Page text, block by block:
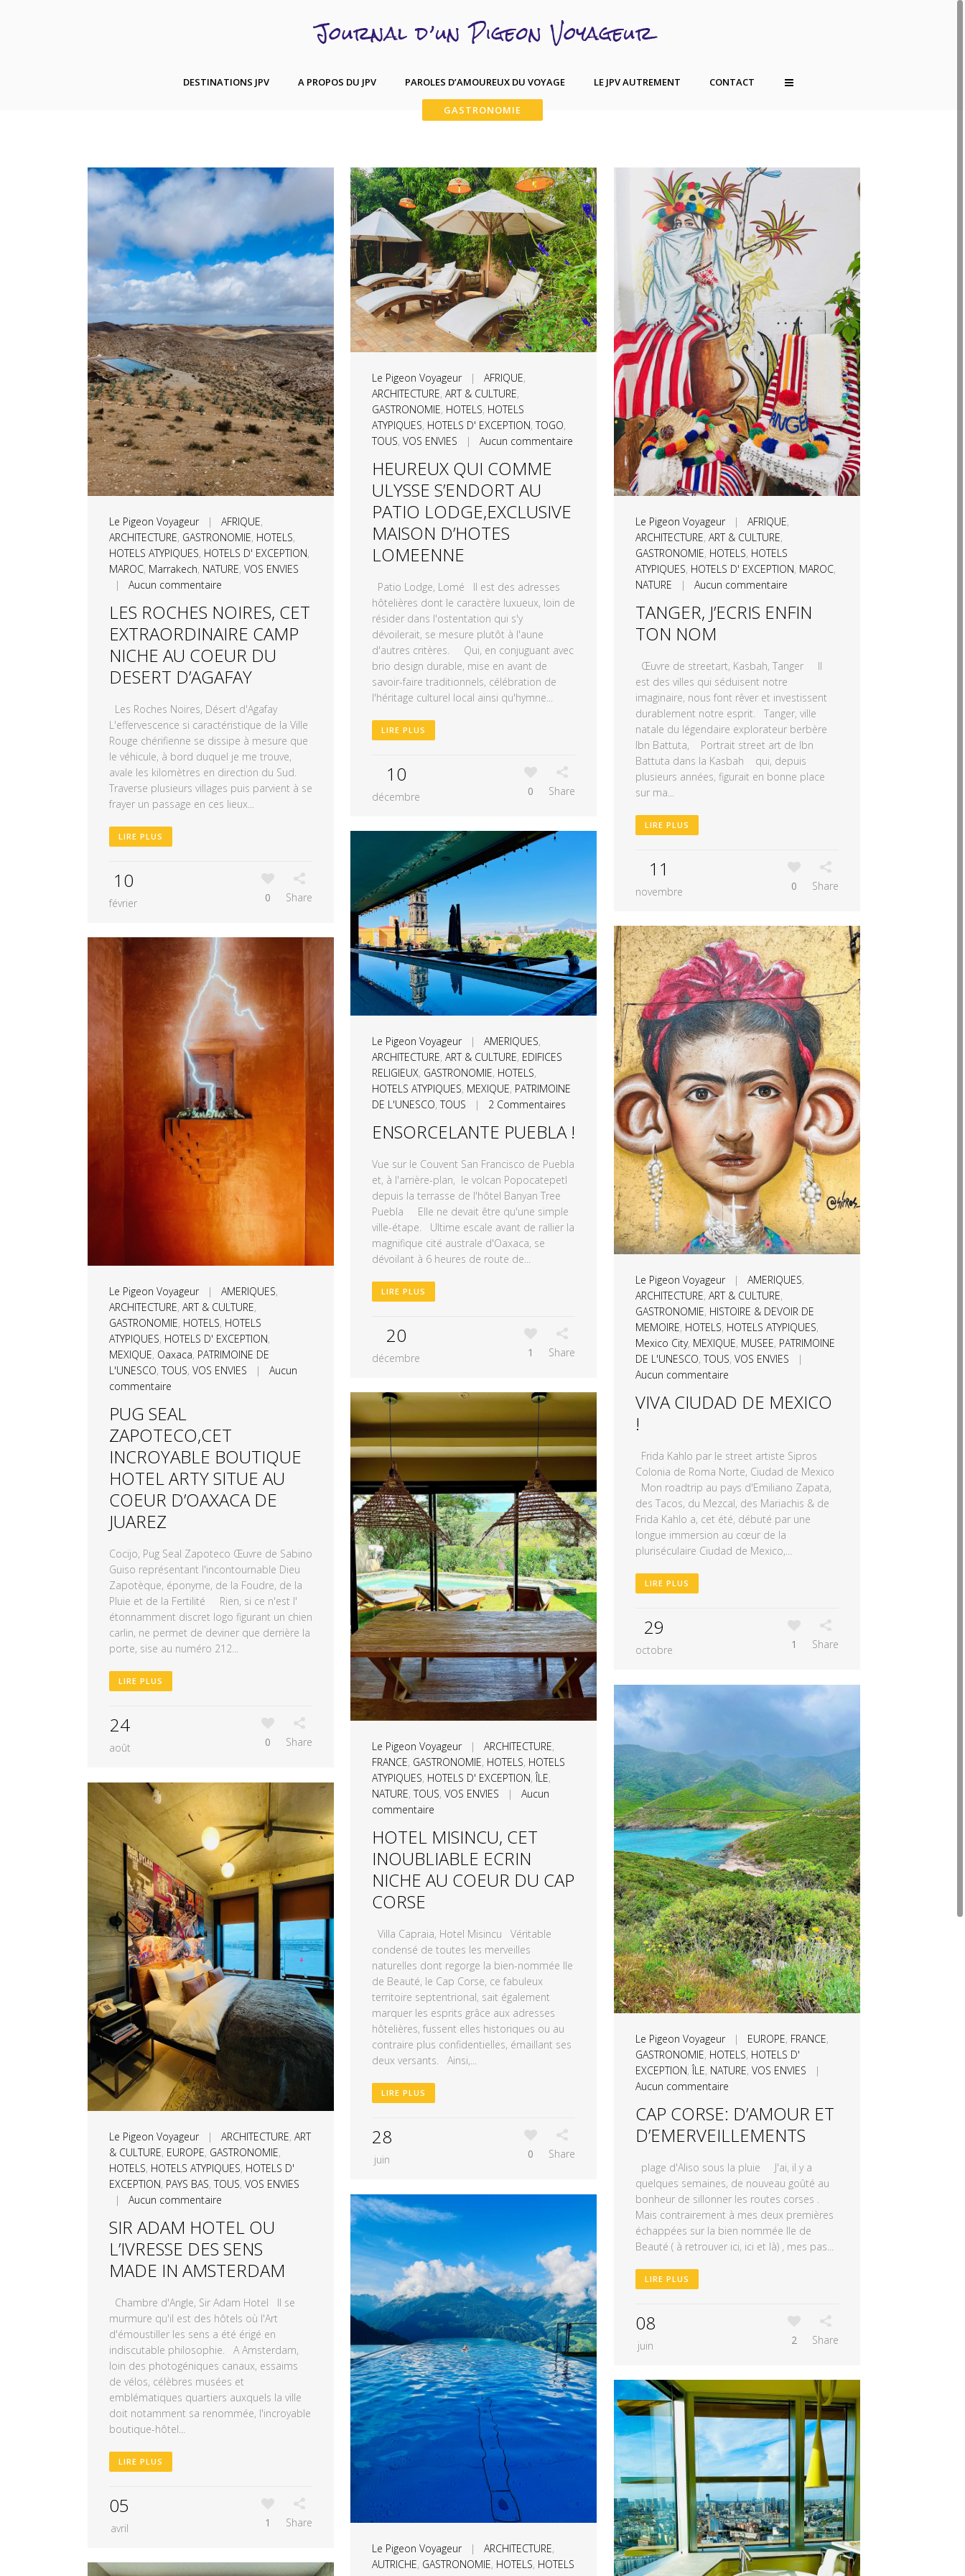
DESTINATIONS JPV A PROPOS DU JPV PAROLES D’AMOUREUX DU VOYAGE LE JPV AUTREMENT CONTACT
GASTRONOMIE
Le Pigeon Voyageur| AFRIQUE,
ARCHITECTURE, GASTRONOMIE, HOTELS,
HOTELS ATYPIQUES, HOTELS D' EXCEPTION,
MAROC, Marrakech, NATURE, VOS ENVIES
| Aucun commentaire
LES ROCHES NOIRES, CET
EXTRAORDINAIRE CAMP
NICHE AU COEUR DU
DESERT D’AGAFAY
Les Roches Noires, Désert d'Agafay
L'effervescence si caractéristique de la Ville
Rouge chérifienne se dissipe à mesure que
le véhicule, à bord duquel je me trouve,
avale les kilomètres en direction du Sud.
Traverse plusieurs villages puis parvient à se
frayer un passage en ces lieux...
LIRE PLUS
10
février 0 Share
Le Pigeon Voyageur| AFRIQUE,
ARCHITECTURE, ART & CULTURE,
GASTRONOMIE, HOTELS, HOTELS
ATYPIQUES, HOTELS D' EXCEPTION,TOGO,
TOUS, VOS ENVIES | Aucun commentaire
HEUREUX QUI COMME
ULYSSE S’ENDORT AU
PATIO LODGE,EXCLUSIVE
MAISON D’HOTES
LOMEENNE
Patio Lodge, Lomé Il est des adresses
hôtelières dont le caractère luxueux, loin de
résider dans l'ostentation qui s'y
dévoilerait, se mesure plutôt à l'aune
d'autres critères. Qui, en conjuguant avec
brio design durable, mise en avant de
savoir-faire traditionnels, célébration de
l'héritage culturel local ainsi qu'hymne...
LIRE PLUS
10
décembre 0 Share
Le Pigeon Voyageur| AFRIQUE,
ARCHITECTURE, ART & CULTURE,
GASTRONOMIE, HOTELS, HOTELS
ATYPIQUES, HOTELS D' EXCEPTION, MAROC,
NATURE | Aucun commentaire
TANGER, J’ECRIS ENFIN
TON NOM
Œuvre de streetart, Kasbah, Tanger Il
est des villes qui séduisent notre
imaginaire, nous font rêver et investissent
durablement notre esprit. Tanger, ville
natale du légendaire explorateur berbère
Ibn Battuta, Portrait street art de Ibn
Battuta dans la Kasbah qui, depuis
plusieurs années, figurait en bonne place
sur ma...
LIRE PLUS
11
novembre 0 Share
Le Pigeon Voyageur| AMERIQUES,
ARCHITECTURE, ART & CULTURE, EDIFICES
RELIGIEUX, GASTRONOMIE, HOTELS,
HOTELS ATYPIQUES, MEXIQUE, PATRIMOINE
DE L'UNESCO,TOUS | 2 Commentaires
ENSORCELANTE PUEBLA !
Vue sur le Couvent San Francisco de Puebla
et, à l'arrière-plan, le volcan Popocatepetl
depuis la terrasse de l'hôtel Banyan Tree
Puebla Elle ne devait être qu'une simple
ville-étape. Ultime escale avant de rallier la
magnifique cité australe d'Oaxaca, se
dévoilant à 6 heures de route de...
LIRE PLUS
20
décembre 1 Share
Le Pigeon Voyageur| AMERIQUES,
ARCHITECTURE, ART & CULTURE,
GASTRONOMIE, HISTOIRE & DEVOIR DE
MEMOIRE, HOTELS, HOTELS ATYPIQUES,
Mexico City, MEXIQUE, MUSEE, PATRIMOINE
DE L'UNESCO,TOUS, VOS ENVIES |
Aucun commentaire
VIVA CIUDAD DE MEXICO
!
Frida Kahlo par le street artiste Sipros
Colonia de Roma Norte, Ciudad de Mexico
Mon roadtrip au pays d'Emiliano Zapata,
des Tacos, du Mezcal, des Mariachis & de
Frida Kahlo a, cet été, débuté par une
longue immersion au cœur de la
pluriséculaire Ciudad de Mexico,...
LIRE PLUS
29
octobre 1 Share
Le Pigeon Voyageur| AMERIQUES,
ARCHITECTURE, ART & CULTURE,
GASTRONOMIE, HOTELS, HOTELS
ATYPIQUES, HOTELS D' EXCEPTION,
MEXIQUE, Oaxaca, PATRIMOINE DE
L'UNESCO,TOUS, VOS ENVIES | Aucun
commentaire
PUG SEAL
ZAPOTECO,CET
INCROYABLE BOUTIQUE
HOTEL ARTY SITUE AU
COEUR D’OAXACA DE
JUAREZ
Cocijo, Pug Seal Zapoteco Œuvre de Sabino
Guiso représentant l'incontournable Dieu
Zapotèque, éponyme, de la Foudre, de la
Pluie et de la Fertilité Rien, si ce n'est l'
étonnamment discret logo figurant un chien
carlin, ne permet de deviner que derrière la
porte, sise au numéro 212...
LIRE PLUS
24
août 0 Share Le Pigeon Voyageur| ARCHITECTURE,
FRANCE, GASTRONOMIE, HOTELS, HOTELS
ATYPIQUES, HOTELS D' EXCEPTION,ÎLE,
NATURE,TOUS, VOS ENVIES | Aucun
commentaire
HOTEL MISINCU, CET
INOUBLIABLE ECRIN
NICHE AU COEUR DU CAP
CORSE
Villa Capraia, Hotel Misincu Véritable
condensé de toutes les merveilles
naturelles dont regorge la bien-nommée Ile
de Beauté, le Cap Corse, ce fabuleux
territoire septentrional, sait également
marquer les esprits grâce aux adresses
hôtelières, fussent elles historiques ou au
contraire plus confidentielles, émaillant ses
deux versants. Ainsi,...
LIRE PLUS
28
juin 0 Share
Le Pigeon Voyageur| EUROPE, FRANCE,
GASTRONOMIE, HOTELS, HOTELS D'
EXCEPTION,ÎLE, NATURE, VOS ENVIES |
Aucun commentaire
CAP CORSE: D’AMOUR ET
D’EMERVEILLEMENTS
plage d'Aliso sous la pluie J'ai, il y a
quelques semaines, de nouveau goûté au
bonheur de sillonner les routes corses .
Mais contrairement à mes deux premières
échappées sur la bien nommée Ile de
Beauté ( à retrouver ici, ici et là) , mes pas...
LIRE PLUS
08
juin 2 Share
Le Pigeon Voyageur| ARCHITECTURE, ART
& CULTURE, EUROPE, GASTRONOMIE,
HOTELS, HOTELS ATYPIQUES, HOTELS D'
EXCEPTION, PAYS BAS,TOUS, VOS ENVIES
| Aucun commentaire
SIR ADAM HOTEL OU
L’IVRESSE DES SENS
MADE IN AMSTERDAM
Chambre d'Angle, Sir Adam Hotel Il se
murmure qu'il est des hôtels où l'Art
d'émoustiller les sens a été érigé en
indiscutable philosophie. A Amsterdam,
loin des photogéniques canaux, essaims
de vélos, célèbres musées et
emblématiques quartiers auxquels la ville
doit notamment sa renommée, l'incroyable
boutique-hôtel...
LIRE PLUS
05
avril 1
Share
Le Pigeon Voyageur| ARCHITECTURE,
AUTRICHE, GASTRONOMIE, HOTELS, HOTELS